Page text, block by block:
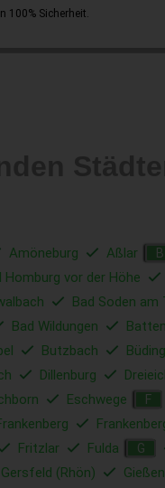
100% Sicherheit.
Amöneburg Aßlar B
Homburg vor der Höhe
Bad Soden am
Bad Wildungen
Butzbach
Dillenburg
Eschwege F
Fritzlar Fulda G
Gersfeld (Rhön) Gießen